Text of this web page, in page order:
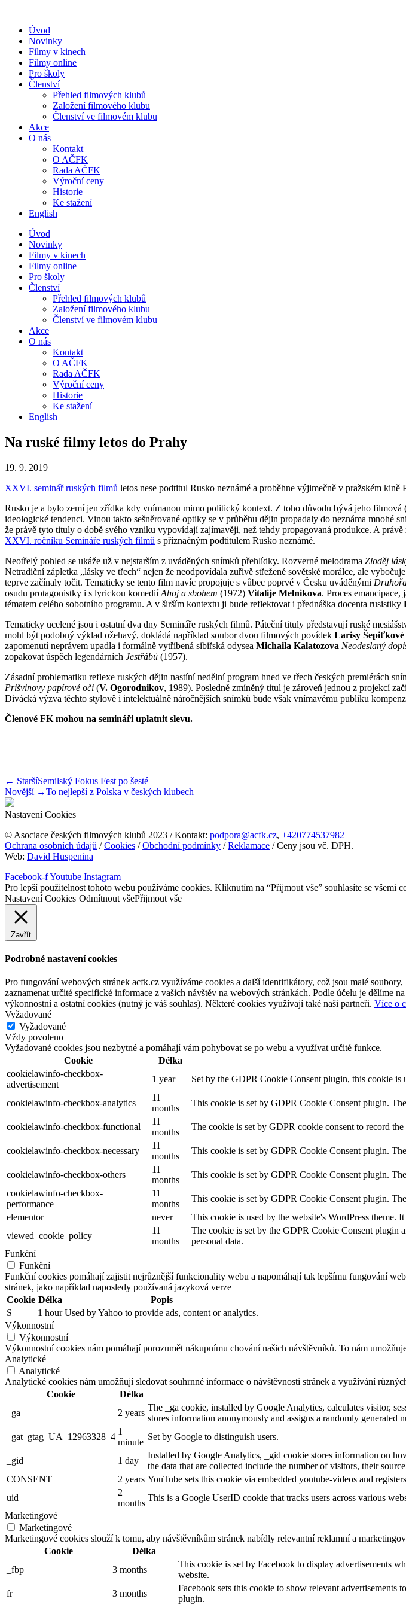
obsahuÚvod
Novinky
Filmy v kinech
Filmy online
Pro školy
Členství
Přehled filmových klubů
Založení filmového klubu
Členství ve filmovém klubu
Akce
O nás
Kontakt
O AČFK
Rada AČFK
Výroční ceny
Historie
Ke stažení
English
Úvod
Novinky
Filmy v kinech
Filmy online
Pro školy
Členství
Přehled filmových klubů
Založení filmového klubu
Členství ve filmovém klubu
Akce
O nás
Kontakt
O AČFK
Rada AČFK
Výroční ceny
Historie
Ke stažení
English
Na ruské filmy letos do Prahy
19. 9. 2019
XXVI. seminář ruských filmů letos nese podtitul Rusko neznámé a proběhne výjimečně v pražském kině
Rusko je a bylo zemí jen zřídka kdy vnímanou mimo politický kontext. Z toho důvodu bývá jeho
ideologické tendenci. Vinou takto sešněrované optiky se v průběhu dějin propadaly do neznáma mnohé
že právě tyto tituly o době svého vzniku vypovídají zajímavěji, než tehdy propagovaná produkce. A
XXVI. ročníku Semináře ruských filmů s příznačným podtitulem Rusko neznámé.
Neotřelý pohled se ukáže už v nejstarším z uváděných snímků přehlídky. Rozverné melodrama Zloděj
Netradiční zápletka „lásky ve třech“ nejen že neodpovídala zuřivě střežené sovětské morálce, ale
teprve začínaly točit. Tematicky se tento film navíc propojuje s vůbec poprvé v Česku uváděnými
osudu protagonistky i s lyrickou komediíAhoj a sbohem (1972) Vitalije Melnikova. Proces
tématem celého sobotního programu. A v širším kontextu ji bude reflektovat i přednáška docenta rusistiky
Tematicky ucelené jsou i ostatní dva dny Semináře ruských filmů. Páteční tituly představují ruské
mohl být podobný výklad ožehavý, dokládá například soubor dvou filmových povídek Larisy Šepiťkové
zapomenutí neprávem upadla i formálně vytříbená sibiřská odysea Michaila Kalatozova Neodeslaný
zopakovat úspěch legendárních Jestřábů (1957).
Zásadní problematiku reflexe ruských dějin nastíní nedělní program hned ve třech českých premiérách
Prišvinovy papírové oči (V. Ogorodnikov, 1989). Posledně zmíněný titul je zároveň jednou z projekcí
Divácká výzva těchto stylově i intelektuálně náročnějších snímků bude však vnímavému publiku
Členové FK mohou na semináři uplatnit slevu.
← StaršíSemilský Fokus Fest po šesté
Novější →To nejlepší z Polska v českých klubech
Nastavení Cookies
© Asociace českých filmových klubů 2023 / Kontakt: podpora@acfk.cz, +420774537982
Ochrana osobních údajů /Cookies /Obchodní podmínky /Reklamace / Ceny jsou vč. DPH.
Web: David Huspenina
Facebook-fYoutube Instagram
Pro lepší použitelnost tohoto webu používáme cookies. Kliknutím na “Přijmout vše” souhlasíte se všemi
Nastavení Cookies Odmítnout všePřijmout vše
Zavřít
Podrobné nastavení cookies
Pro fungování webových stránek acfk.cz využíváme cookies a další identifikátory, což jsou malé
zaznamenat určité specifické informace z vašich návštěv na webových stránkách. Podle účelu je dělíme
výkonnostní a ostatní cookies (nutný je váš souhlas). Některé cookies využívají také naši partneři. Více o
Vyžadované
Vyžadované
Vždy povoleno
Vyžadované cookies jsou nezbytné a pomáhají vám pohybovat se po webu a využívat určité funkce.
Cookie
Délka
cookielawinfo-checkbox-
advertisement
1 year Set by the GDPR Cookie Consent plugin, this cookie is
cookielawinfo-checkbox-analytics
11
months
This cookie is set by GDPR Cookie Consent plugin.
cookielawinfo-checkbox-functional
11
months
The cookie is set by GDPR cookie consent to record
cookielawinfo-checkbox-necessary
11
months
This cookie is set by GDPR Cookie Consent plugin.
cookielawinfo-checkbox-others
11
months
This cookie is set by GDPR Cookie Consent plugin.
cookielawinfo-checkbox-
performance
11
months
This cookie is set by GDPR Cookie Consent plugin.
elementor
never
This cookie is used by the website's WordPress theme.
viewed_cookie_policy
11
months
The cookie is set by the GDPR Cookie Consent plugin
personal data.
Funkční
Funkční
Funkční cookies pomáhají zajistit nejrůznější funkcionality webu a napomáhají tak lepšímu fungování
stránek, jako například naposledy používaná jazyková verze
Cookie Délka
Popis
S
1 hour Used by Yahoo to provide ads, content or analytics.
Výkonnostní
Výkonnostní
Výkonnostní cookies nám pomáhají porozumět nákupnímu chování našich návštěvníků. To nám
Analytické
Analytické
Analytické cookies nám umožňují sledovat souhrnné informace o návštěvnosti stránek a využívání
Cookie
Délka
_ga
2 years
The _ga cookie, installed by Google Analytics, calculates visitor,
stores information anonymously and assigns a randomly generated
_gat_gtag_UA_12963328_4
1
minute
Set by Google to distinguish users.
_gid 1 day
Installed by Google Analytics, _gid cookie stores information on
the data that are collected include the number of visitors, their
CONSENT
2 years YouTube sets this cookie via embedded youtube-videos and
uid
2
months
This is a Google UserID cookie that tracks users across various
Marketingové
Marketingové
Marketingové cookies slouží k tomu, aby návštěvníkům stránek nabídly relevantní reklamní a
Cookie
Délka
_fbp
3 months
This cookie is set by Facebook to display advertisements
website.
fr
3 months
Facebook sets this cookie to show relevant advertisements
plugin.